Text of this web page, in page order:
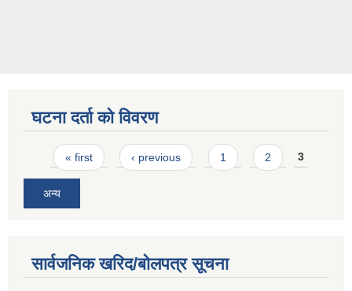
घटना दर्ता को विवरण
Pages
« first ‹ previous 1 2 3
अन्य
सार्वजनिक खरिद/बोलपत्र सूचना